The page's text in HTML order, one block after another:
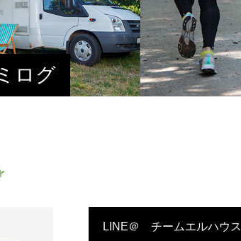
ログ
LINE＠ チームエルハウス